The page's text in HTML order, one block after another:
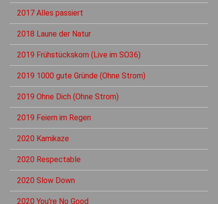
2017 Alles passiert
2018 Laune der Natur
2019 Frühstückskorn (Live im SO36)
2019 1000 gute Gründe (Ohne Strom)
2019 Ohne Dich (Ohne Strom)
2019 Feiern im Regen
2020 Kamikaze
2020 Respectable
2020 Slow Down
2020 You're No Good